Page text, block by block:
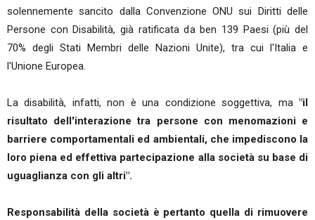
solennemente sancito dalla Convenzione ONU sui Diritti delle
Persone con Disabilità, già ratificata da ben 139 Paesi (più del
70% degli Stati Membri delle Nazioni Unite), tra cui l'Italia e
l'Unione Europea.
La disabilità, infatti, non è una condizione soggettiva, ma "il
risultato dell'interazione tra persone con menomazioni e
barriere comportamentali ed ambientali, che impediscono la
loro piena ed effettiva partecipazione alla società su base di
uguaglianza con gli altri".
Responsabilità della società è pertanto quella di rimuovere